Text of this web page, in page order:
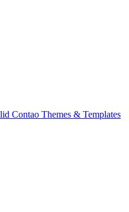
Contao Themes & Templates